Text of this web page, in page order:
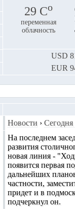
29 Сo
переменная
облачность
USD
EUR
Новости › Сегодня
На последнем
развития
новая линия -
появится первая
дальнейших
частности,
придет и в
подчеркнул он.